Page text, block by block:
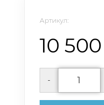
Артикул:
10 500
-